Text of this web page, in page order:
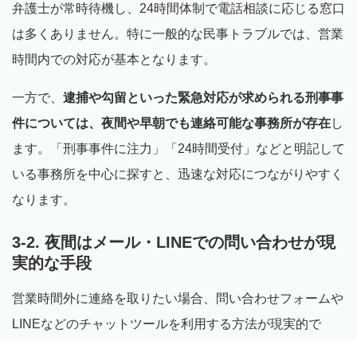
弁護士が常時待機し、24時間体制で電話相談に応じる窓口
は多くありません。特に一般的な民事トラブルでは、営業
時間内での対応が基本となります。
一方で、 逮捕や勾留といった緊急対応が求められる刑事事
件については、夜間や早朝でも連絡可能な事務所が存在し
ます。「刑事事件に注力」「24時間受付」などと明記して
いる事務所を中心に探すと、迅速な対応につながりやすく
なります。
3-2. 夜間はメール・LINEでの問い合わせが現
実的な手段
営業時間外に連絡を取りたい場合、問い合わせフォームや
LINEなどのチャットツールを利用する方法が現実的で